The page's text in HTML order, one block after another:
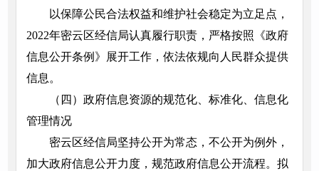
以保障公民合法权益和维护社会稳定为立足点，
2022年密云区经信局认真履行职责，严格按照《政府
信息公开条例》展开工作，依法依规向人民群众提供
信息。
（四）政府信息资源的规范化、标准化、信息化
管理情况
密云区经信局坚持公开为常态，不公开为例外，
加大政府信息公开力度，规范政府信息公开流程。拟